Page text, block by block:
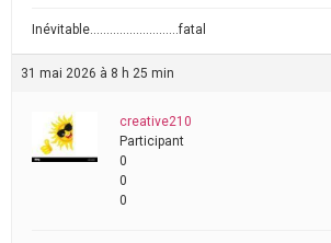
Inévitable………………………fatal
31 mai 2026 à 8 h 25 min
creative210
Participant
0
0
0